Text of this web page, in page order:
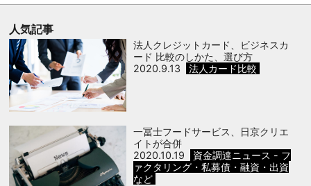
人気記事
法人クレジットカード、ビジネスカ
ード 比較のしかた、選び方
2020.9.13
法人カード比較
一冨士フードサービス、日京クリエ
イトが合併
2020.10.19
資金調達ニュース - フ
ァクタリング・私募債・融資・出資
など